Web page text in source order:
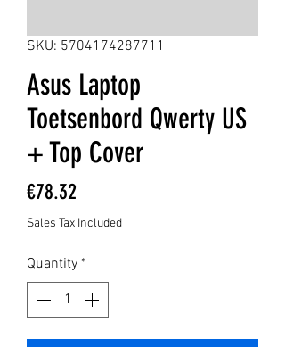
SKU: 5704174287711
Asus Laptop
Toetsenbord Qwerty US
+ Top Cover
€78.32
Sales Tax Included
Quantity *